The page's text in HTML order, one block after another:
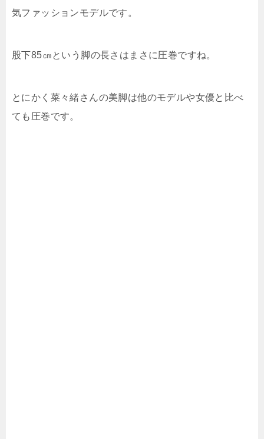
気ファッションモデルです。
股下85㎝という脚の長さはまさに圧巻ですね。
とにかく菜々緒さんの美脚は他のモデルや女優と比べ
ても圧巻です。